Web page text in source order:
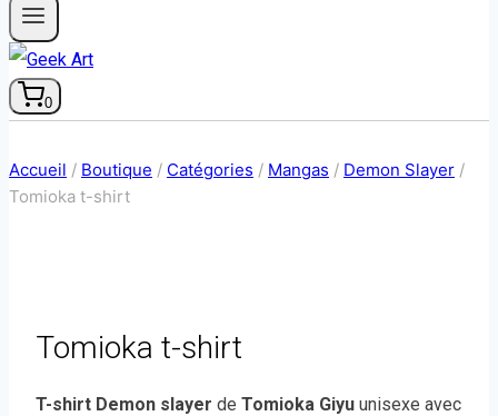
0
Accueil / Boutique / Catégories / Mangas / Demon Slayer /
Tomioka t-shirt
Tomioka t-shirt
T-shirt Demon slayer de Tomioka Giyu unisexe avec